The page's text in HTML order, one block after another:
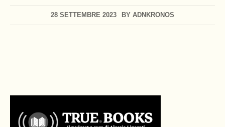
28 SETTEMBRE 2023 BY ADNKRONOS